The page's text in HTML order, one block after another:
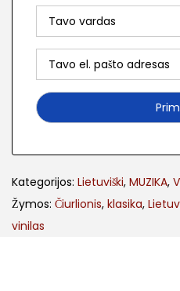
Kategorijos: Lietuviški, MUZIKA,
Žymos: Čiurlionis, klasika,
vinilas